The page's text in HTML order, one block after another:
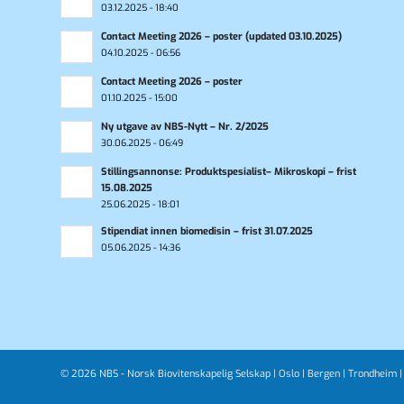
03.12.2025 - 18:40
Contact Meeting 2026 – poster (updated 03.10.2025)
04.10.2025 - 06:56
Contact Meeting 2026 – poster
01.10.2025 - 15:00
Ny utgave av NBS-Nytt – Nr. 2/2025
30.06.2025 - 06:49
Stillingsannonse: Produktspesialist– Mikroskopi – frist
15.08.2025
25.06.2025 - 18:01
Stipendiat innen biomedisin – frist 31.07.2025
05.06.2025 - 14:36
© 2026 NBS - Norsk Biovitenskapelig Selskap | Oslo | Bergen | Trondheim |